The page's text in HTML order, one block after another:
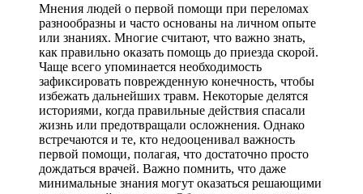
Мнения людей о первой помощи при переломах
разнообразны и часто основаны на личном опыте
или знаниях. Многие считают, что важно знать,
как правильно оказать помощь до приезда скорой.
Чаще всего упоминается необходимость
зафиксировать поврежденную конечность, чтобы
избежать дальнейших травм. Некоторые делятся
историями, когда правильные действия спасали
жизнь или предотвращали осложнения. Однако
встречаются и те, кто недооценивал важность
первой помощи, полагая, что достаточно просто
дождаться врачей. Важно помнить, что даже
минимальные знания могут оказаться решающими